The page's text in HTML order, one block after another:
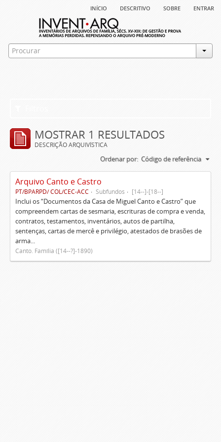
início descritivo sobre entrar
MOSTRAR 1 RESULTADOS
DESCRIÇÃO ARQUIVÍSTICA
Ordenar por: Código de referência
Arquivo Canto e Castro
PT/BPARPD/ COL/CEC-ACC Subfundos [14--]-[18--]
Inclui os “Documentos da Casa de Miguel Canto e Castro” que
compreendem cartas de sesmaria, escrituras de compra e venda,
contratos, testamentos, inventários, autos de partilha,
sentenças, cartas de mercê e privilégio, atestados de brasões de
arma...
Canto. Família ([14--?]-1890)